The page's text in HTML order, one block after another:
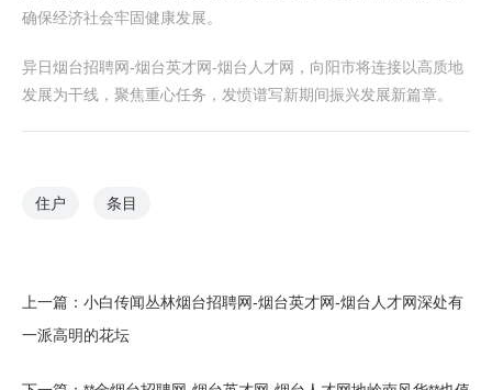
确保经济社会牢固健康发展。
异日烟台招聘网-烟台英才网-烟台人才网，向阳市将连接以高质地
发展为干线，聚焦重心任务，发愤谱写新期间振兴发展新篇章。
住户 条目
上一篇： 小白传闻丛林烟台招聘网-烟台英才网-烟台人才网深处有
一派高明的花坛